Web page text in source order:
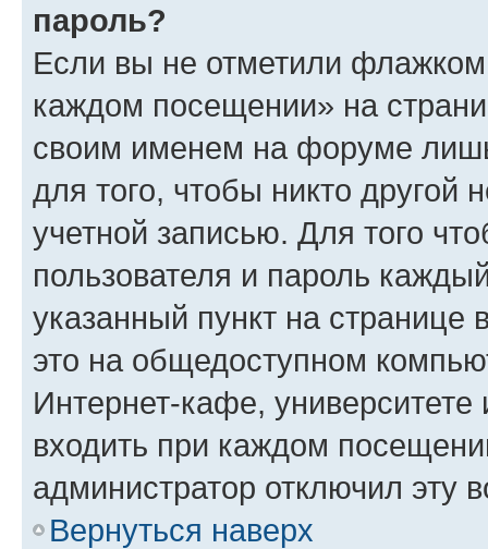
пароль?
Если вы не отметили флажком
каждом посещении» на
своим именем на форуме
для того, чтобы никто другой
учетной записью. Для того
пользователя и пароль
указанный пункт на
это на общедоступном
Интернет-кафе, университете
входить при каждом
администратор отключил эту
Вернуться наверх